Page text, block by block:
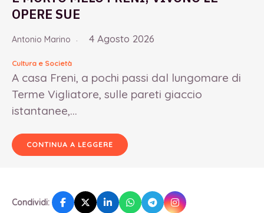
OPERE SUE
Antonio Marino 4 Agosto 2026
Cultura e Società
A casa Freni, a pochi passi dal lungomare di
Terme Vigliatore, sulle pareti giaccio
istantanee,...
CONTINUA A LEGGERE
Condividi: